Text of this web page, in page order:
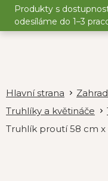
Přejít
obsah
Produkty s
odesíláme do 1–3
Truhlíky a květináče
Truhlík proutí 58 cm